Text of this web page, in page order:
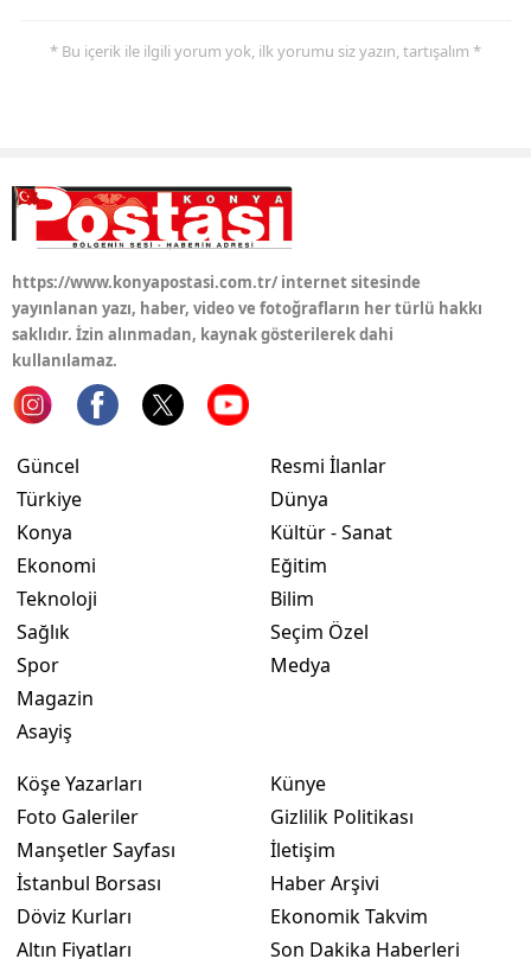
Tunceli
Şanlıurfa
Yozgat
Şırnak
Ardahan
* Bu içerik ile ilgili yorum yok, ilk yorumu siz yazın, tartışalım *
https://www.konyapostasi.com.tr/ internet sitesinde
yayınlanan yazı, haber, video ve fotoğrafların her türlü hakkı
saklıdır. İzin alınmadan, kaynak gösterilerek dahi
kullanılamaz.
Güncel
Türkiye
Konya
Ekonomi
Teknoloji
Sağlık
Spor
Magazin
Asayiş
Resmi İlanlar
Dünya
Kültür - Sanat
Eğitim
Bilim
Seçim Özel
Medya
Köşe Yazarları
Foto Galeriler
Manşetler Sayfası
İstanbul Borsası
Döviz Kurları
Altın Fiyatları
Künye
Gizlilik Politikası
İletişim
Haber Arşivi
Ekonomik Takvim
Son Dakika Haberleri